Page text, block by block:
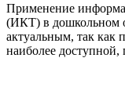
Применение
(ИКТ) в дошкольном
актуальным, так как
наиболее доступной,